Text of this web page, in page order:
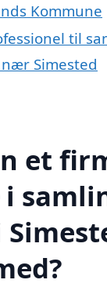
Kommune
til
Simested
et
i